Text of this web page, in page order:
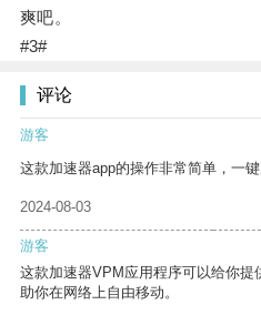
爽吧。
#3#
评论
游客
这款加速器app的操作非常简单，一
2024-08-03
游客
这款加速器VPM应用程序可以给你
助你在网络上自由移动。